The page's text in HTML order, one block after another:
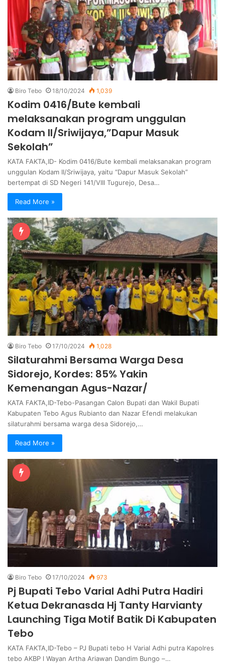
Biro Tebo 18/10/2024 1,039
Kodim 0416/Bute kembali
melaksanakan program unggulan
Kodam II/Sriwijaya,”Dapur Masuk
Sekolah”
KATA FAKTA,ID- Kodim 0416/Bute kembali melaksanakan program
unggulan Kodam II/Sriwijaya, yaitu “Dapur Masuk Sekolah”
bertempat di SD Negeri 141/VIII Tugurejo, Desa…
Read More »
Biro Tebo 17/10/2024 1,028
Silaturahmi Bersama Warga Desa
Sidorejo, Kordes: 85% Yakin
Kemenangan Agus-Nazar/
KATA FAKTA,ID-Tebo-Pasangan Calon Bupati dan Wakil Bupati
Kabupaten Tebo Agus Rubianto dan Nazar Efendi melakukan
silaturahmi bersama warga desa Sidorejo,…
Read More »
Biro Tebo 17/10/2024 973
Pj Bupati Tebo Varial Adhi Putra Hadiri
Ketua Dekranasda Hj Tanty Harvianty
Launching Tiga Motif Batik Di Kabupaten
Tebo
KATA FAKTA,ID-Tebo – PJ Bupati tebo H Varial Adhi putra Kapolres
tebo AKBP l Wayan Artha Ariawan Dandim Bungo –…